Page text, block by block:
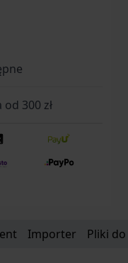
300 zł
Importer Pliki